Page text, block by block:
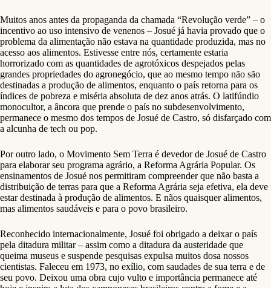
Muitos anos antes da propaganda da chamada “Revolução verde” – o
incentivo ao uso intensivo de venenos – Josué já havia provado que o
problema da alimentação não estava na quantidade produzida, mas no
acesso aos alimentos. Estivesse entre nós, certamente estaria
horrorizado com as quantidades de agrotóxicos despejados pelas
grandes propriedades do agronegócio, que ao mesmo tempo não são
destinadas a produção de alimentos, enquanto o país retorna para os
índices de pobreza e miséria absoluta de dez anos atrás. O latifúndio
monocultor, a âncora que prende o país no subdesenvolvimento,
permanece o mesmo dos tempos de Josué de Castro, só disfarçado com
a alcunha de tech ou pop.
Por outro lado, o Movimento Sem Terra é devedor de Josué de Castro
para elaborar seu programa agrário, a Reforma Agrária Popular. Os
ensinamentos de Josué nos permitiram compreender que não basta a
distribuição de terras para que a Reforma Agrária seja efetiva, ela deve
estar destinada à produção de alimentos. E nãos quaisquer alimentos,
mas alimentos saudáveis e para o povo brasileiro.
Reconhecido internacionalmente, Josué foi obrigado a deixar o país
pela ditadura militar – assim como a ditadura da austeridade que
queima museus e suspende pesquisas expulsa muitos dosa nossos
cientistas. Faleceu em 1973, no exílio, com saudades de sua terra e de
seu povo. Deixou uma obra cujo vulto e importância permanece até